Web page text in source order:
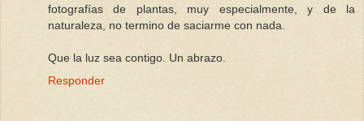
fotografías de plantas, muy especialmente, y de la
naturaleza, no termino de saciarme con nada.
Que la luz sea contigo. Un abrazo.
Responder